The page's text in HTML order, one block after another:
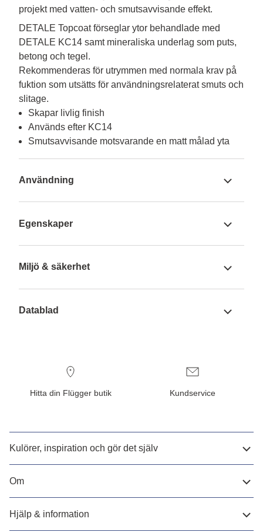
projekt med vatten- och smutsavvisande effekt.
DETALE Topcoat förseglar ytor behandlade med
DETALE KC14 samt mineraliska underlag som puts,
betong och tegel.
Rekommenderas för utrymmen med normala krav på
fuktion som utsätts för användningsrelaterat smuts och
slitage.
Skapar livlig finish
Används efter KC14
Smutsavvisande motsvarande en matt målad yta
Användning
Egenskaper
Miljö & säkerhet
Datablad
Hitta din Flügger butik Kundservice
Kulörer, inspiration och gör det själv
Om
Hjälp & information